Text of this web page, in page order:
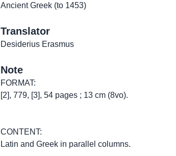
Ancient Greek (to 1453)
Translator
Desiderius Erasmus
Note
FORMAT:
[2], 779, [3], 54 pages ; 13 cm (8vo).
CONTENT:
Latin and Greek in parallel columns.